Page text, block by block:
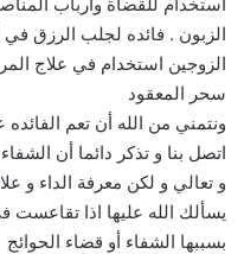
الزبون . فائده لجلب الرزق في
الزوجين استخدام في علاج
سحر المعقود
ونتمني من الله أن تعم
اتصل بنا و تذكر دائما أن
و تعالي و لكن معرفة الداء و
يسألك الله عليها اذا
بسببها الشفاء أو قضاء الحوائج